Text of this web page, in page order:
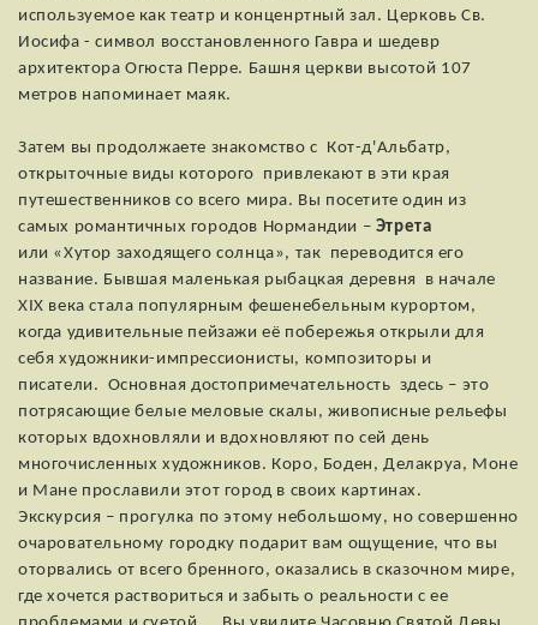
используемое как театр и конценртный зал. Церковь Св.
Иосифа - символ восстановленного Гавра и шедевр
архитектора Огюста Перре. Башня церкви высотой 107
метров напоминает маяк.
Затем вы продолжаете знакомство с Кот-д'Альбатр,
открыточные виды которого привлекают в эти края
путешественников со всего мира. Вы посетите один из
самых романтичных городов Нормандии – Этрета
или «Хутор заходящего солнца», так переводится его
название. Бывшая маленькая рыбацкая деревня в начале
XIX века стала популярным фешенебельным курортом,
когда удивительные пейзажи её побережья открыли для
себя художники-импрессионисты, композиторы и
писатели. Основная достопримечательность здесь – это
потрясающие белые меловые скалы, живописные рельефы
которых вдохновляли и вдохновляют по сей день
многочисленных художников. Коро, Боден, Делакруа, Моне
и Мане прославили этот город в своих картинах.
Экскурсия – прогулка по этому небольшому, но совершенно
очаровательному городку подарит вам ощущение, что вы
оторвались от всего бренного, оказались в сказочном мире,
где хочется раствориться и забыть о реальности с ее